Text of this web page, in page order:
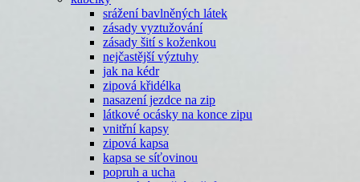
srážení bavlněných látek
zásady vyztužování
zásady šití s koženkou
nejčastější výztuhy
jak na kédr
zipová křidélka
nasazení jezdce na zip
látkové ocásky na konce zipu
vnitřní kapsy
zipová kapsa
kapsa se síťovinou
popruh a ucha